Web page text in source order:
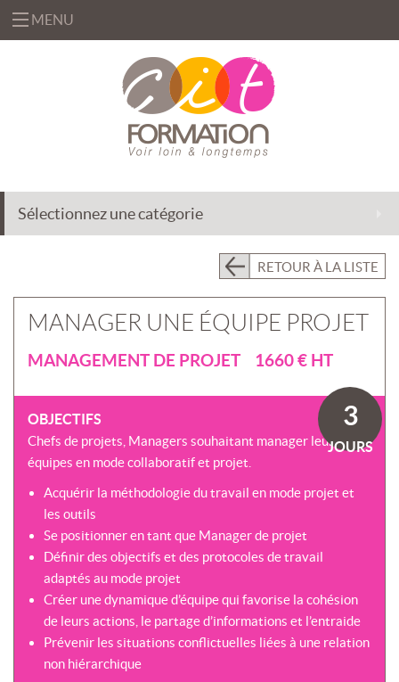
MENU
INFORMATIQUE
MANAGEMENT
&
FORMATION
DÉLÉGATION
FORMATEURS
DÉVELOPPEMENT
CERTIFICATIONS
CPF
ACCORD
ENTREPRISES
CENTRE
PRÉSENTIEL
INTRA
INTER
CLASSES
VIRTUELLES
COACHING
BLENDED
MULTI-
MODALES
MALLETTE
DU
DIRIGEANT
NOUS
PRÉSENTATION
NOTRE
DÉMARCHE
ÉQUIPES
ACTIONS
COLLECTIVES
NOTRE
CENTRE
Sélectionnez une catégorie
RETOUR À LA LISTE
MANAGER UNE ÉQUIPE PROJET
MANAGEMENT DE PROJET 1660 € HT
OBJECTIFS
Chefs de projets, Managers souhaitant manager leurs
équipes en mode collaboratif et projet.
Acquérir la méthodologie du travail en mode projet et
les outils
Se positionner en tant que Manager de projet
Définir des objectifs et des protocoles de travail
adaptés au mode projet
Créer une dynamique d’équipe qui favorise la cohésion
de leurs actions, le partage d’informations et l’entraide
Prévenir les situations conflictuelles liées à une relation
non hiérarchique
3
JOURS